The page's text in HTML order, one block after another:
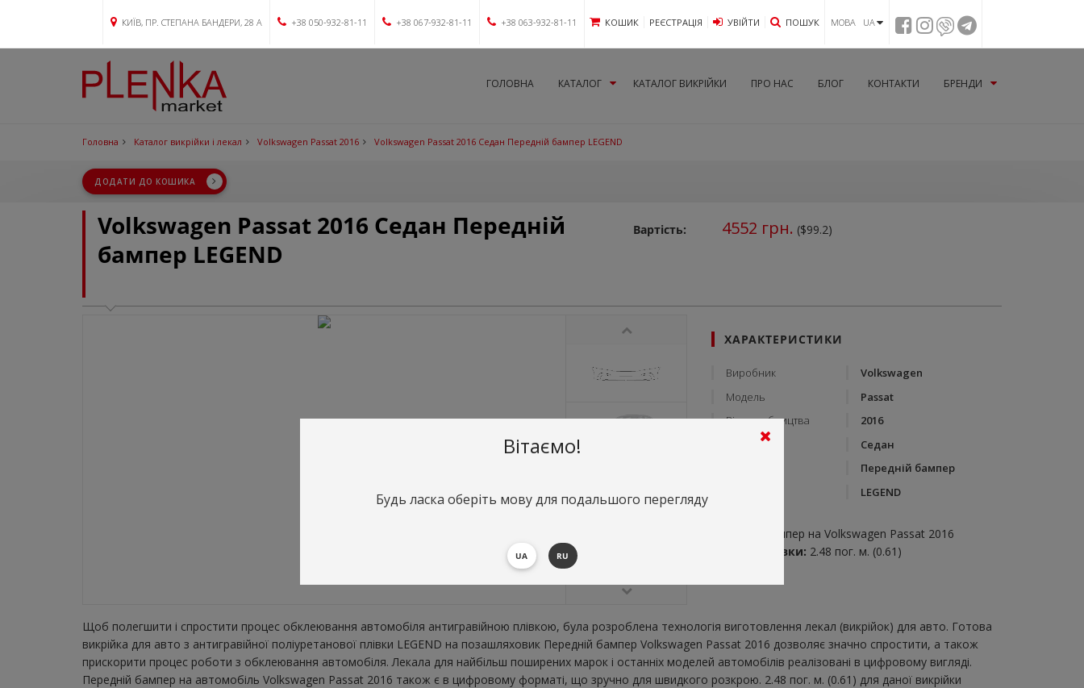
КИЇВ, ПР. СТЕПАНА БАНДЕРИ, 28 А +38 050-932-81-11 +38 067-932-81-11 +38 063-932-81-11 КОШИК РЕЄСТРАЦІЯ УВIЙТИ ПОШУК МОВА UA
ГОЛОВНА КАТАЛОГ КАТАЛОГ ВИКРІЙКИ ПРО НАС БЛОГ КОНТАКТИ БРЕНДИ
Головна Каталог викрійки і лекал Volkswagen Passat 2016 Volkswagen Passat 2016 Седан Передній бампер LEGEND
ДОДАТИ ДО КОШИКА
Volkswagen Passat 2016 Седан Передній
бампер LEGEND
Вартість: 4552 грн. ($99.2)
ХАРАКТЕРИСТИКИ
Виробник
Volkswagen
Модель
Passat
Рік виробництва
2016
Тип кузову
Седан
Передній бампер
LEGEND
Передній бампер на Volkswagen Passat 2016
Витрата плівки: 2.48 пог. м. (0.61)
Щоб полегшити і спростити процес обклеювання автомобіля антигравійною плівкою, була розроблена технологія виготовлення лекал (викрійок) для авто. Готова
викрійка для авто з антигравійної поліуретанової плівки LEGEND на позашляховик Передній бампер Volkswagen Passat 2016 дозволяє значно спростити, а також
прискорити процес роботи з обклеювання автомобіля. Лекала для найбільш поширених марок і останніх моделей автомобілів реалізовані в цифровому вигляді.
Передній бампер на автомобіль Volkswagen Passat 2016 також є в цифровому форматі, що зручно для швидкого розкрою. 2.48 пог. м. (0.61) для даної викрійки
Вітаємо!
Будь ласка оберіть мову для подальшого перегляду
UA RU